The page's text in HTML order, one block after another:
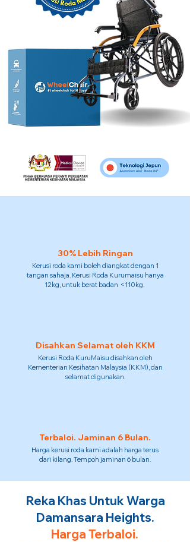
30% Lebih Ringan
Kerusi roda kami boleh diangkat dengan 1
tangan sahaja. Kerusi Roda Kurumaisu hanya
12kg, untuk berat badan <110kg.
Disahkan Selamat oleh KKM
Kerusi Roda KuruMaisu disahkan oleh
Kementerian Kesihatan Malaysia (KKM), dan
selamat digunakan.
Terbaloi. Jaminan 6 Bulan.
Harga kerusi roda kami adalah harga terus
dari kilang. Tempoh jaminan 6 bulan.
Reka Khas Untuk Warga
Damansara Heights.
Harga Terbaloi.